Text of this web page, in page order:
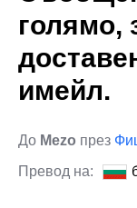
голямо,
имейл.
До Mezo през
Превод на: